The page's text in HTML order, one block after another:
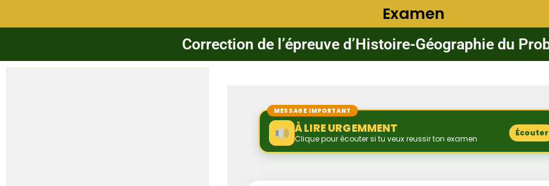
Examen
Correction de l’épreuve d’Histoire-Géographie du
MESSAGE IMPORTANT
À LIRE URGEMMENT
Clique pour écouter si tu veux reussir ton examen
Écouter